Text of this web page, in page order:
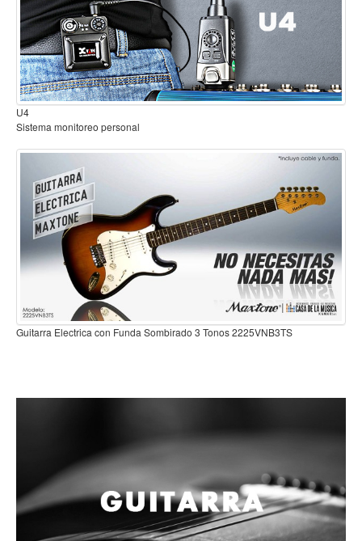
Mantenimiento y cuidado
Fajas y soportes
Fundas y estuches
Boquillas y abrazaderas
Accesorios
Percusión
Panderos
Percusión Latina
Tambores
Redoblantes
Bombos
Kalimba
Xilófonos y liras
Redoblantes
B2
Sistema inalambrico para guitarra o bajo
Guitarra Electrica con Funda Sombirado 3 Tonos 2225VNB3TS